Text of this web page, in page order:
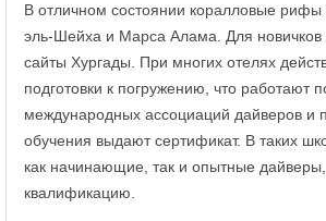
В отличном состоянии коралловые
эль-Шейха и Марса Алама. Для новичков
сайты Хургады. При многих отелях
подготовки к погружению, что работают
международных ассоциаций дайверов и
обучения выдают сертификат. В таких
как начинающие, так и опытные
квалификацию.